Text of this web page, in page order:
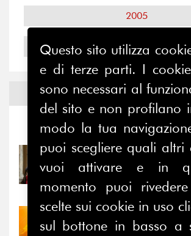
2005
2004
Notizie ed Eventi
Notizie-Eventi
31/07/2026
Prima della pausa
il valore di...
30/07/2026
Nove anni dopo la
Questo sito utilizza
e di terze parti. I
sono necessari al
del sito e non profilano
modo la tua
puoi scegliere quali altri
vuoi attivare e in
momento puoi
scelte sui cookie in uso
sul bottone in basso a